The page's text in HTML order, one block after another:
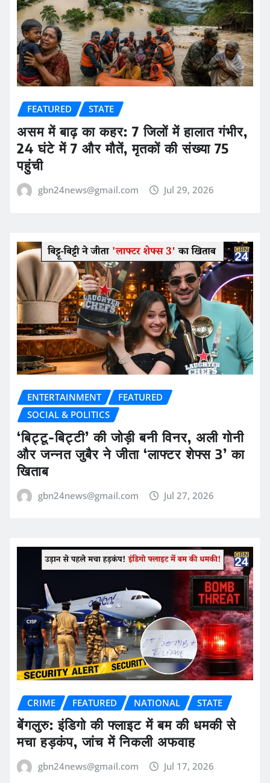
FEATURED STATE
असम में बाढ़ का कहर: 7 जिलों में हालात गंभीर,
24 घंटे में 7 और मौतें, मृतकों की संख्या 75
पहुंची
gbn24news@gmail.com Jul 29, 2026
ENTERTAINMENT
FEATURED
SOCIAL & POLITICS
‘बिट्टू-बिट्टी’ की जोड़ी बनी विनर, अली गोनी
और जन्नत जुबैर ने जीता ‘लाफ्टर शेफ्स 3’ का
खिताब
gbn24news@gmail.com Jul 27, 2026
CRIME FEATURED NATIONAL STATE
बेंगलुरु: इंडिगो की फ्लाइट में बम की धमकी से
मचा हड़कंप, जांच में निकली अफवाह
gbn24news@gmail.com Jul 17, 2026